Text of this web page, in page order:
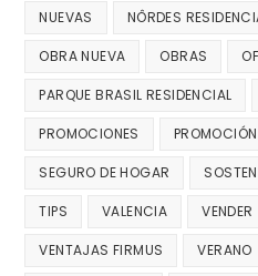
NUEVAS NÔRDES
OBRA NUEVA OBRAS
PARQUE BRASIL RESIDENCIAL
PROMOCIONES PROMOCIÓN
SEGURO DE HOGAR
TIPS VALENCIA VENDER
VENTAJAS FIRMUS VERANO